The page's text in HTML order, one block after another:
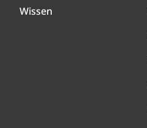
Wissen